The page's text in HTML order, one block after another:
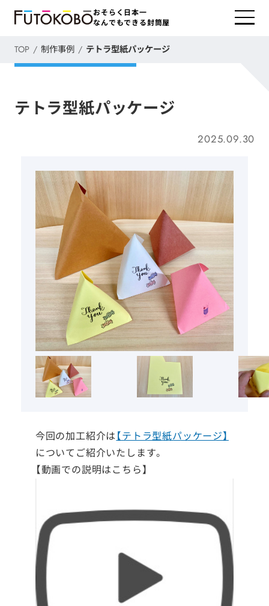
おそらく日本一
なんでもできる封筒屋
TOP 制作事例 テトラ型紙パッケージ
テトラ型紙パッケージ
2025.09.30
今回の加工紹介は 【テトラ型紙パッケージ】
についてご紹介いたします。
【動画での説明はこちら】